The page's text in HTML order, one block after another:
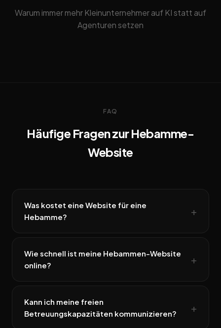
Warum immer mehr Kleinunternehmer auf KI statt auf
Agenturen setzen
FAQ
Häufige Fragen zur Hebamme-
Website
Was kostet eine Website für eine
Hebamme?
Wie schnell ist meine Hebammen-Website
online?
Kann ich meine freien
Betreuungskapazitäten kommunizieren?